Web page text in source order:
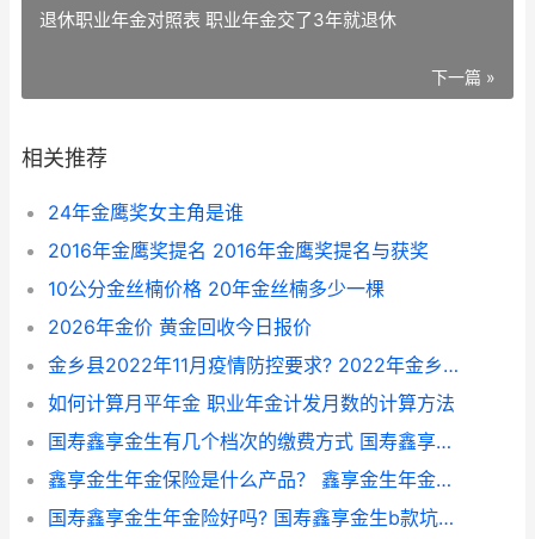
退休职业年金对照表 职业年金交了3年就退休
下一篇 »
相关推荐
24年金鹰奖女主角是谁
2016年金鹰奖提名 2016年金鹰奖提名与获奖
10公分金丝楠价格 20年金丝楠多少一棵
2026年金价 黄金回收今日报价
金乡县2022年11月疫情防控要求? 2022年金乡大蒜价格预测
如何计算月平年金 职业年金计发月数的计算方法
国寿鑫享金生有几个档次的缴费方式 国寿鑫享金生年金b款
鑫享金生年金保险是什么产品？ 鑫享金生年金保险 b款
国寿鑫享金生年金险好吗? 国寿鑫享金生b款坑人吗